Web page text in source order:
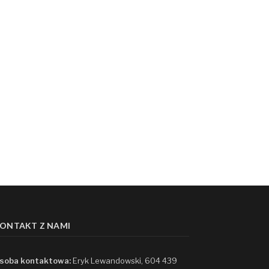
Z NAMI
kontaktowa:Eryk Lewandowski, 604 439